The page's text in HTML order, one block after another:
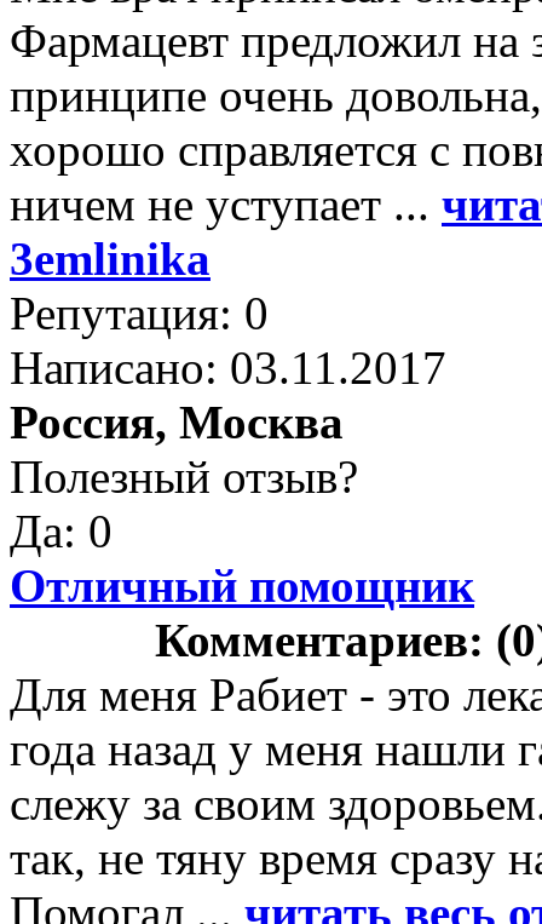
Фармацевт предложил на
принципе очень
хорошо справляется с
ничем не уступает ...
3emlinika
Репутация: 0
Написано: 03.11.2017
Россия, Москва
Полезный отзыв?
Да: 0
Отличный помощник
Комментариев:
Для меня Рабиет - это
года назад у меня нашли
слежу за своим
так, не тяну время сразу
Помогал ... читать весь